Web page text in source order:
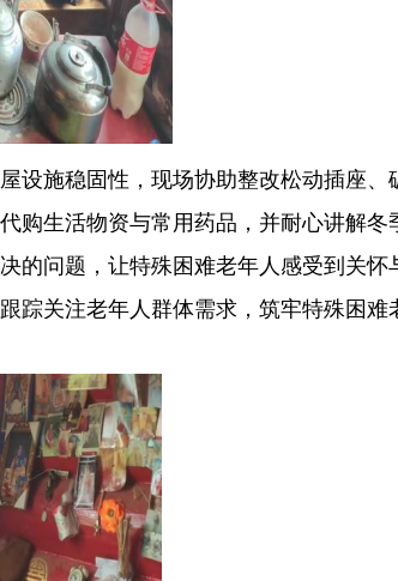
施稳固性，现场协助整改松动插座、
购生活物资与常用药品，并耐心讲解冬
问题，让特殊困难老年人感受到关怀
关注老年人群体需求，筑牢特殊困难